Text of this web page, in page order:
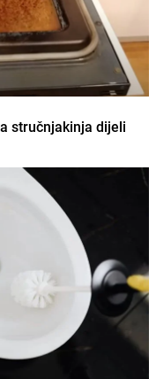
stručnjakinja dijeli